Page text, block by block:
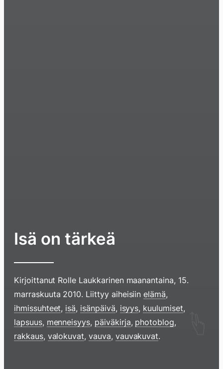
Isä on tärkeä
Kirjoittanut Rolle Laukkarinen maanantaina, 15.
marraskuuta 2010. Liittyy aiheisiinelämä,
ihmissuhteet, isä, isänpäivä, isyys, kuulumiset,
lapsuus, menneisyys, päiväkirja, photoblog,
rakkaus, valokuvat,vauva, vauvakuvat.